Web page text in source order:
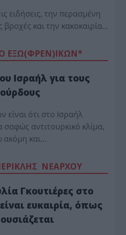
ειδήσεις, την περασμένη
βροχές και την κακοκαιρία…
ΕΞΩ(ΦΡΕΝ)ΙΚΩΝ*
Ισραήλ για τους
είναι ότι στο Ισραήλ
αντιτουρκικό κλίμα,
ακόμη και…
ΝΕΑΡΧΟΥ
Γκουτιέρες στο
ευκαιρία, όπως